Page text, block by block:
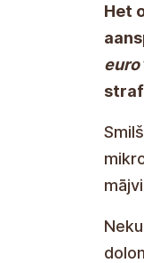
Het
euro
het